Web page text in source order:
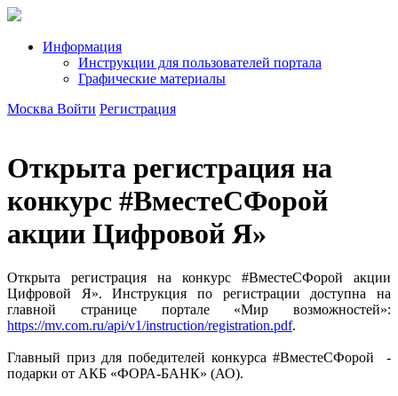
Информация
Инструкции для пользователей портала
Графические материалы
Москва Войти Регистрация
Открыта регистрация на
конкурс #ВместеСФорой
акции Цифровой Я»
Открыта регистрация на конкурс #ВместеСФорой акции
Цифровой Я». Инструкция по регистрации доступна на
главной странице портале «Мир возможностей»:
https://mv.com.ru/api/v1/instruction/registration.pdf.
Главный приз для победителей конкурса #ВместеСФорой -
подарки от АКБ «ФОРА-БАНК» (АО).